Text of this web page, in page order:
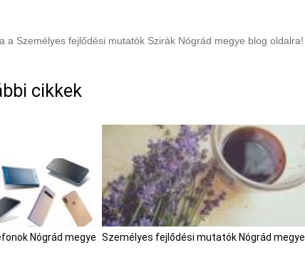
a Személyes fejlődési mutatók Szirák Nógrád megye blog oldalra!
cikkek
Nógrád megye Személyes fejlődési mutatók Nógrád megye